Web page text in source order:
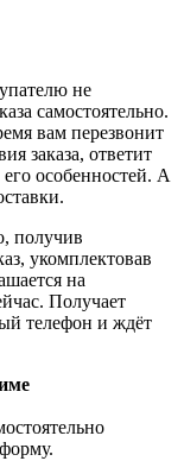
не
самостоятельно.
вам перезвонит
заказа, ответит
особенностей. А
получив
укомплектовав
на
Получает
телефон и ждёт